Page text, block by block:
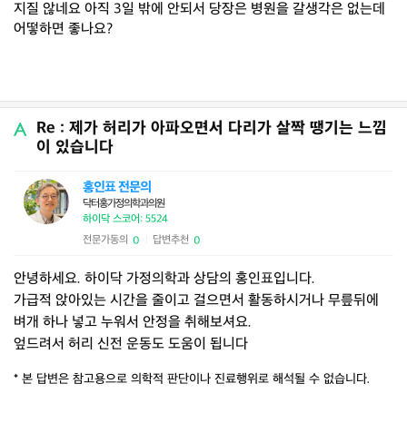
지질 않네요 아직 3일 밖에 안되서 당장은 병원을 갈생각은 없는데
어떻하면 좋나요?
Re : 제가 허리가 아파오면서 다리가 살짝 땡기는 느낌
이 있습니다
홍인표 전문의
닥터홍가정의학과의원
하이닥 스코어: 5524
전문가동의 0 답변추천 0
안녕하세요. 하이닥 가정의학과 상담의 홍인표입니다.
가급적 앉아있는 시간을 줄이고 걸으면서 활동하시거나 무릎뒤에
벼개 하나 넣고 누워서 안정을 취해보셔요.
엎드려서 허리 신전 운동도 도움이 됩니다
* 본 답변은 참고용으로 의학적 판단이나 진료행위로 해석될 수 없습니다.